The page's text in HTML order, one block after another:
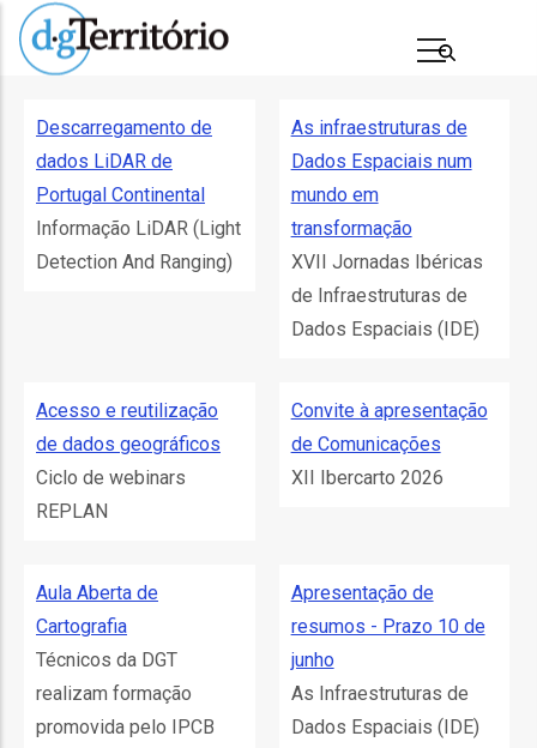
Passar
para
conteúdo
principal
Descarregamento de
dados LiDAR de
Portugal Continental
Informação LiDAR (Light
Detection And Ranging)
As infraestruturas de
Dados Espaciais num
mundo em
transformação
XVII Jornadas Ibéricas
de Infraestruturas de
Dados Espaciais (IDE)
Acesso e reutilização
de dados geográficos
Ciclo de webinars
REPLAN
Convite à apresentação
de Comunicações
XII Ibercarto 2026
Aula Aberta de
Cartografia
Técnicos da DGT
realizam formação
promovida pelo IPCB
Apresentação de
resumos - Prazo 10 de
junho
As Infraestruturas de
Dados Espaciais (IDE)